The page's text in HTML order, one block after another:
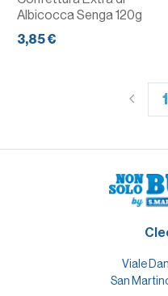
Albicocca Senga 120g
3,85 €
1
Viale
San